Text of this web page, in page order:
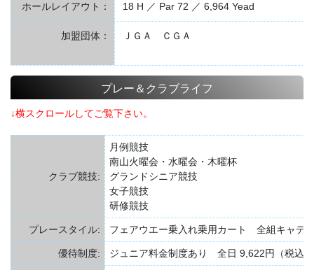
ホールレイアウト： 18 H ／ Par 72 ／ 6,964 Yead
加盟団体： ＪＧＡ ＣＧＡ
プレー＆クラブライフ
↓横スクロールしてご覧下さい。
クラブ競技:
月例競技
南山火曜会・水曜会・木曜杯
グランドシニア競技
女子競技
研修競技
プレースタイル: フェアウエー乗入れ乗用カート 全組キャ
優待制度: ジュニア料金制度あり 全日 9,622円（税込）